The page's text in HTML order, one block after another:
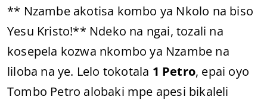
** Nzambe akotisa kombo ya Nkolo na biso
Yesu Kristo!** Ndeko na ngai, tozali na
kosepela kozwa nkombo ya Nzambe na
liloba na ye. Lelo tokotala 1 Petro, epai oyo
Tombo Petro alobaki mpe apesi bikaleli